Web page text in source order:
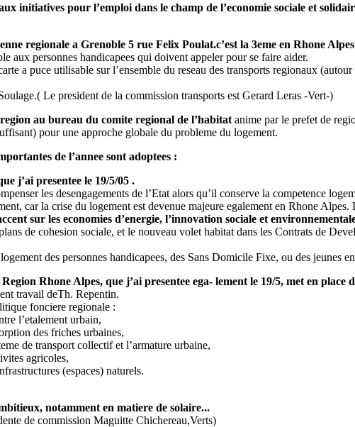
initiatives pour l’emploi dans le champ de l’economie sociale et
regionale a Grenoble 5 rue Felix Poulat.c’est la 3eme en Rhone
aux personnes handicapees qui doivent appeler pour se faire aider.
a puce utilisable sur l’ensemble du reseau des transports regionaux
Le president de la commission transports est Gerard Leras -Vert-)
au bureau du comite regional de l’habitat anime par le prefet de
pour une approche globale du probleme du logement.
de l’annee sont adoptees :
j’ai presentee le 19/5/05 .
les desengagements de l’Etat alors qu’il conserve la competence
car la crise du logement est devenue majeure egalement en Rhone
sur les economies d’energie, l’innovation sociale et
de cohesion sociale, et le nouveau volet habitat dans les Contrats de
des personnes handicapees, des Sans Domicile Fixe, ou des jeunes
Rhone Alpes, que j’ai presentee ega- lement le 19/5, met en
travail deTh. Repentin.
fonciere regionale :
l’etalement urbain,
des friches urbaines,
de transport collectif et l’armature urbaine,
agricoles,
(espaces) naturels.
notamment en matiere de solaire...
de commission Maguitte Chichereau,Verts)